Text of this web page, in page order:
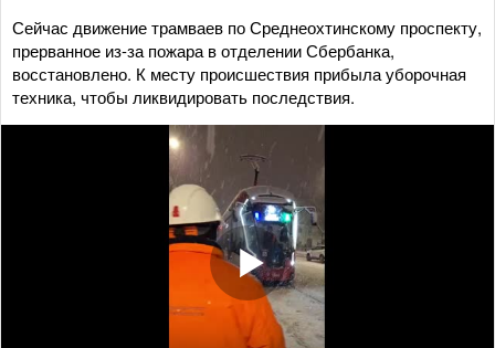
Сейчас движение трамваев по Среднеохтинскому проспекту,
прерванное из-за пожара в отделении Сбербанка,
восстановлено. К месту происшествия прибыла уборочная
техника, чтобы ликвидировать последствия.